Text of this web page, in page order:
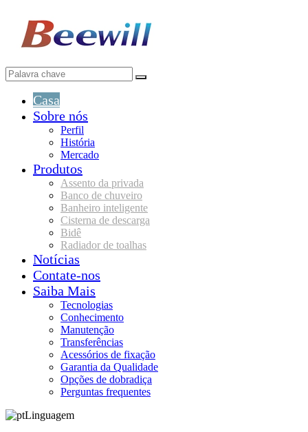
Casa
Sobre nós
Perfil
História
Mercado
Produtos
Assento da privada
Banco de chuveiro
Banheiro inteligente
Cisterna de descarga
Bidê
Radiador de toalhas
Notícias
Contate-nos
Saiba Mais
Tecnologias
Conhecimento
Manutenção
Transferências
Acessórios de fixação
Garantia da Qualidade
Opções de dobradiça
Perguntas frequentes
Linguagem